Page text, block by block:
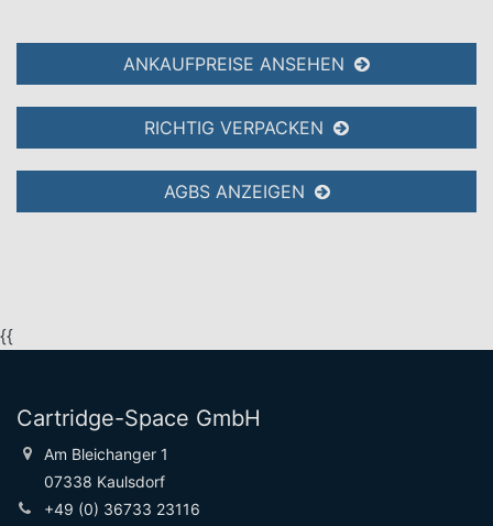
ANKAUFPREISE ANSEHEN
RICHTIG VERPACKEN
AGBS ANZEIGEN
{{
Cartridge-Space GmbH
Am Bleichanger 1
07338 Kaulsdorf
+49 (0) 36733 23116